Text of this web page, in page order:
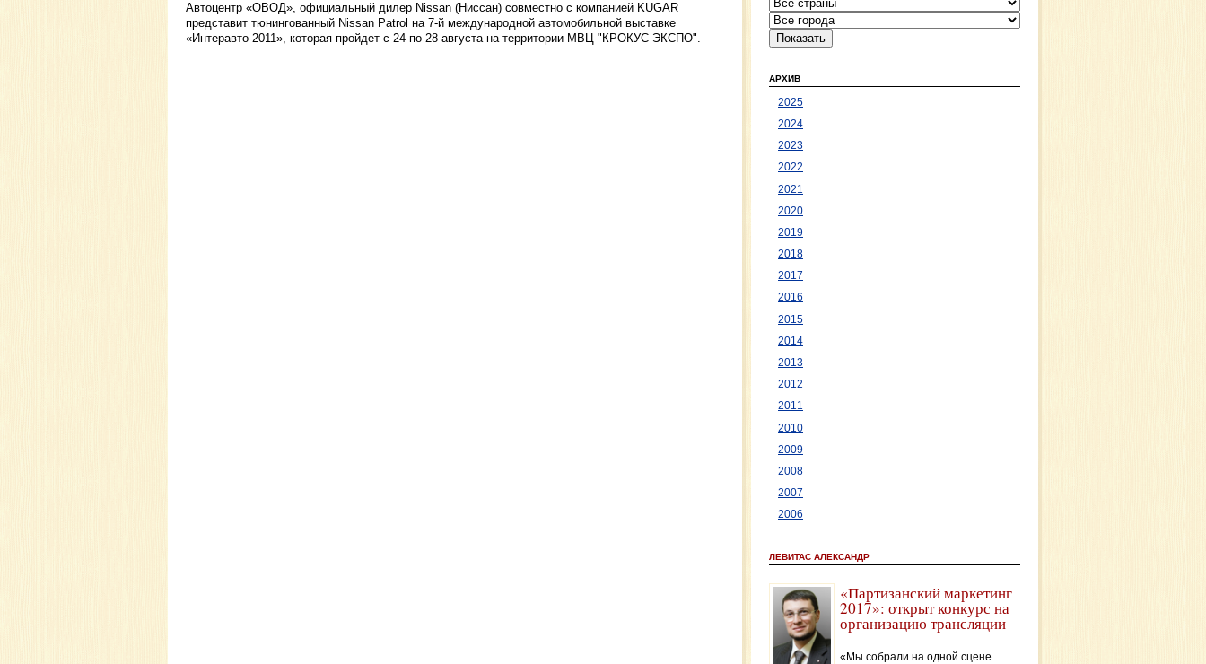
Автоцентр «ОВОД», официальный дилер Nissan (Ниссан) совместно с компанией KUGAR
представит тюнингованный Nissan Patrol на 7-й международной автомобильной выставке
«Интеравто-2011», которая пройдет с 24 по 28 августа на территории МВЦ "КРОКУС ЭКСПО".
АРХИВ
2025
2024
2023
2022
2021
2020
2019
2018
2017
2016
2015
2014
2013
2012
2011
2010
2009
2008
2007
2006
ЛЕВИТАС АЛЕКСАНДР
«Партизанский маркетинг
2017»: открыт конкурс на
организацию трансляции
«Мы собрали на одной сцене